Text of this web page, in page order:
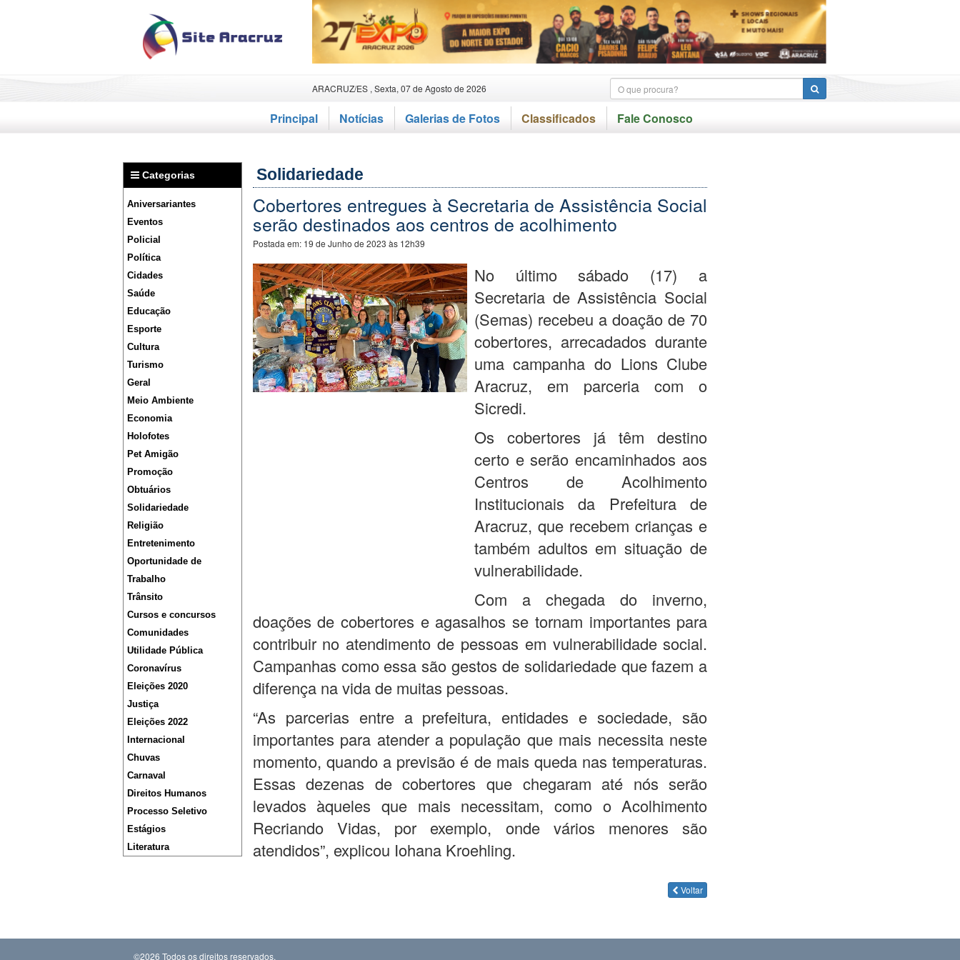
ARACRUZ/ES , Sexta, 07 de Agosto de 2026
Principal Notícias Galerias de Fotos Classificados Fale Conosco
Categorias
Aniversariantes
Eventos
Policial
Política
Cidades
Saúde
Educação
Esporte
Cultura
Turismo
Geral
Meio Ambiente
Economia
Holofotes
Pet Amigão
Promoção
Obtuários
Solidariedade
Religião
Entretenimento
Oportunidade de
Trabalho
Trânsito
Cursos e concursos
Comunidades
Utilidade Pública
Coronavírus
Eleições 2020
Justiça
Eleições 2022
Internacional
Chuvas
Carnaval
Direitos Humanos
Processo Seletivo
Estágios
Literatura
Solidariedade
Cobertores entregues à Secretaria de Assistência Social
serão destinados aos centros de acolhimento
Postada em: 19 de Junho de 2023 às 12h39
No último sábado (17) a
Secretaria de Assistência Social
(Semas) recebeu a doação de 70
cobertores, arrecadados durante
uma campanha do Lions Clube
Aracruz, em parceria com o
Sicredi.
Os cobertores já têm destino
certo e serão encaminhados aos
Centros de Acolhimento
Institucionais da Prefeitura de
Aracruz, que recebem crianças e
também adultos em situação de
vulnerabilidade.
Com a chegada do inverno,
doações de cobertores e agasalhos se tornam importantes para
contribuir no atendimento de pessoas em vulnerabilidade social.
Campanhas como essa são gestos de solidariedade que fazem a
diferença na vida de muitas pessoas.
“As parcerias entre a prefeitura, entidades e sociedade, são
importantes para atender a população que mais necessita neste
momento, quando a previsão é de mais queda nas temperaturas.
Essas dezenas de cobertores que chegaram até nós serão
levados àqueles que mais necessitam, como o Acolhimento
Recriando Vidas, por exemplo, onde vários menores são
atendidos”, explicou Iohana Kroehling.
Voltar
©2026 Todos os direitos reservados.